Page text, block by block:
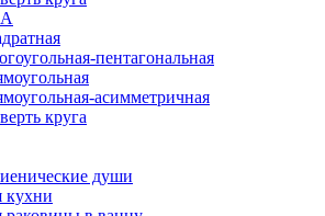
пентагональная
асимметричная
круга
души
кухни